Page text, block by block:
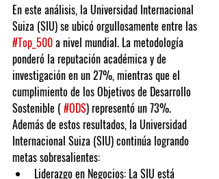
En este análisis, la Universidad Internacional
Suiza (SIU) se ubicó orgullosamente entre las
#Top_500 a nivel mundial. La metodología
ponderó la reputación académica y de
investigación en un 27%, mientras que el
cumplimiento de los Objetivos de Desarrollo
Sostenible ( #ODS) representó un 73%.
Además de estos resultados, la Universidad
Internacional Suiza (SIU) continúa logrando
metas sobresalientes:
Liderazgo en Negocios: La SIU está